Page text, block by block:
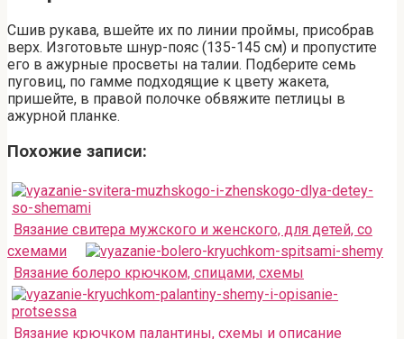
Сшив рукава, вшейте их по линии проймы, присобрав
верх. Изготовьте шнур-пояс (135-145 см) и пропустите
его в ажурные просветы на талии. Подберите семь
пуговиц, по гамме подходящие к цвету жакета,
пришейте, в правой полочке обвяжите петлицы в
ажурной планке.
Похожие записи:
Вязание свитера мужского и женского, для детей, со
схемами
Вязание болеро крючком, спицами, схемы
Вязание крючком палантины, схемы и описание